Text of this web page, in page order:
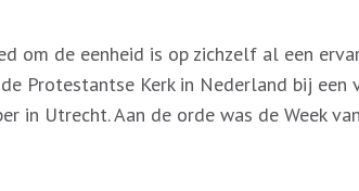
om de eenheid is op zichzelf al een
Protestantse Kerk in Nederland bij een
in Utrecht. Aan de orde was de Week